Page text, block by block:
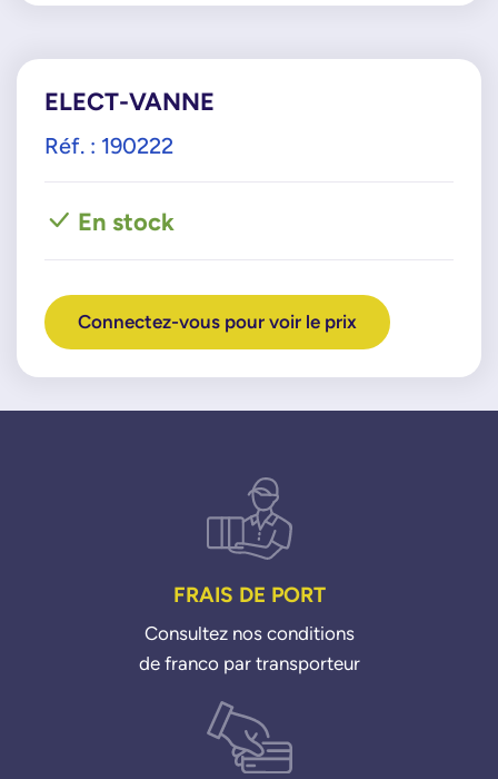
ELECT-VANNE
Réf. : 190222
En stock
Connectez-vous pour voir le prix
FRAIS DE PORT
Consultez nos conditions
de franco par transporteur